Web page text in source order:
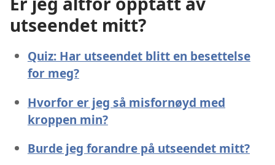
utseendet mitt?
Quiz: Har utseendet blitt en besettelse
for meg?
Hvorfor er jeg så misfornøyd med
kroppen min?
Burde jeg forandre på utseendet mitt?